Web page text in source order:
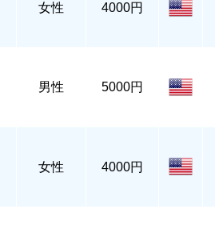
女性 4000円
男性 5000円
女性 4000円